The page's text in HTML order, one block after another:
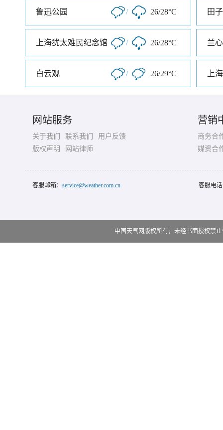
鲁迅公园 / 26/28°C 田
上海犹太难民纪念馆 / 26/28°C 兰
白云观 / 26/29°C 上
网站服务
关于我们 联系我们
用户反馈
版权声明
网站律师
营销
商务合
媒资合
客服邮箱： service@weather.com.cn 客服电
中国天气网版权所有，未经书面授权